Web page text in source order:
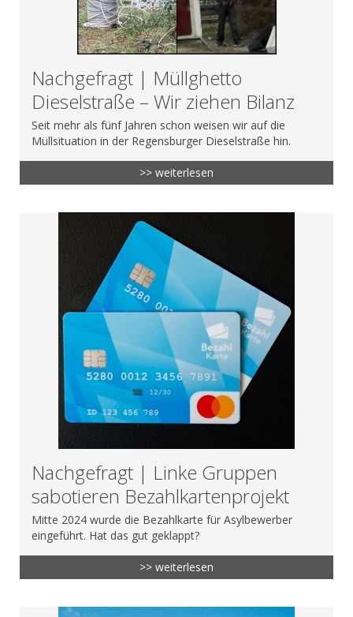
Nachgefragt | Müllghetto
Dieselstraße – Wir ziehen Bilanz
Seit mehr als fünf Jahren schon weisen wir auf die
Müllsituation in der Regensburger Dieselstraße hin.
>> weiterlesen
Nachgefragt | Linke Gruppen
sabotieren Bezahlkartenprojekt
Mitte 2024 wurde die Bezahlkarte für Asylbewerber
eingeführt. Hat das gut geklappt?
>> weiterlesen